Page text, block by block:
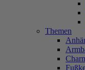
Themen